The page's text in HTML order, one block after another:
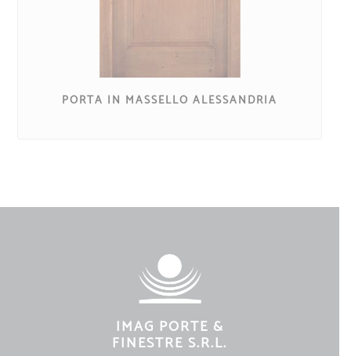
PORTA IN MASSELLO ALESSANDRIA
IMAG PORTE &
FINESTRE S.R.L.